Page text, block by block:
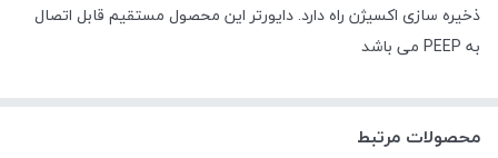
ذخیره سازی اکسیژن راه دارد. دایورتر این محصول مستقیم قابل اتصال
به PEEP می باشد
محصولات مرتبط